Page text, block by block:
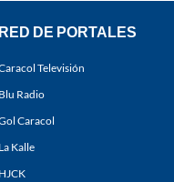
RED DE PORTALES
Televisión
Blu Radio
Caracol
La Kalle
HJCK